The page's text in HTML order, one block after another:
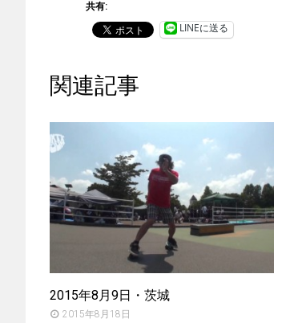
共有:
LINEに送る
関連記事
2015年8月9日・茨城
2015年8月18日